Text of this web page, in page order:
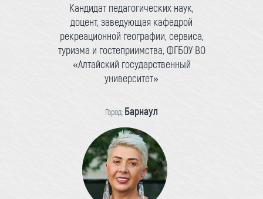
Кандидат педагогических наук,
доцент, заведующая кафедрой
рекреационной географии, сервиса,
туризма и гостеприимства, ФГБОУ ВО
«Алтайский государственный
университет»
Город: Барнаул